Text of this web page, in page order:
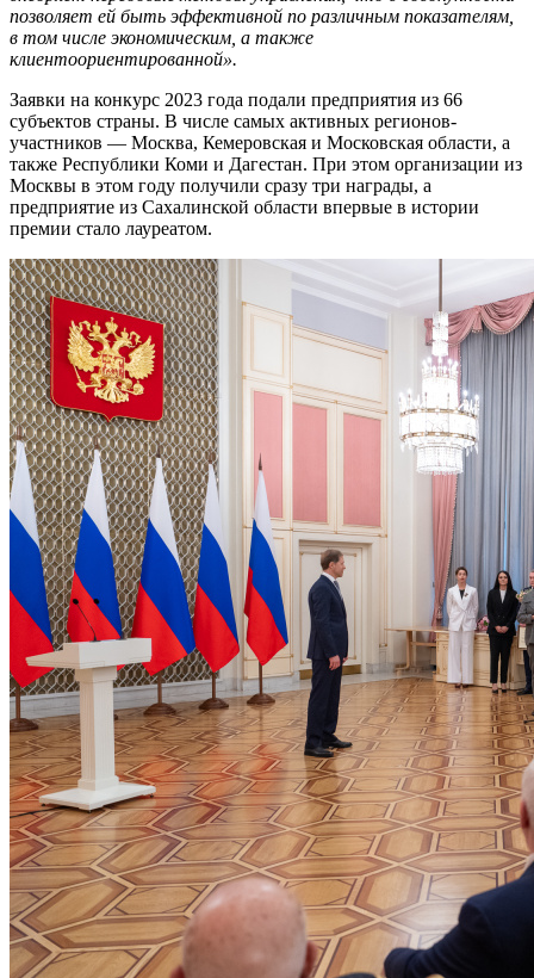
позволяет ей быть эффективной по различным показателям,
в том числе экономическим, а также
клиентоориентированной».
Заявки на конкурс 2023 года подали предприятия из 66
субъектов страны. В числе самых активных регионов-
участников — Москва, Кемеровская и Московская области, а
также Республики Коми и Дагестан. При этом организации из
Москвы в этом году получили сразу три награды, а
предприятие из Сахалинской области впервые в истории
премии стало лауреатом.